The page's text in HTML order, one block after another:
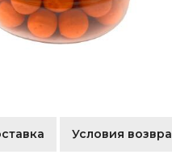
Условия